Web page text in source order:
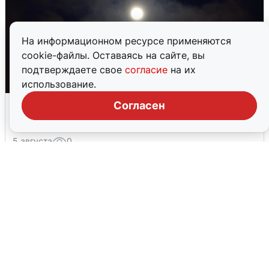
На информационном ресурсе применяются
cookie-файлы. Оставаясь на сайте, вы
подтверждаете свое согласие на их
использование.
Согласен
Взрывы в Воронеже после сигнала
тревоги
5 августа 0